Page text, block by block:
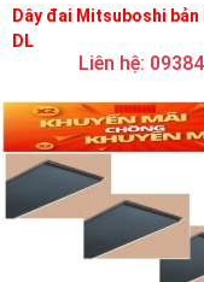
Dây đai Mitsuboshi bản
DL
Liên hệ: